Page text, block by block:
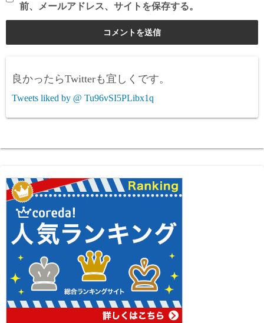
前、メールアドレス、サイトを保存する。
良かったらTwitterも宜しくです。
Tweets liked by @ Tu96vSI5PLibx1q